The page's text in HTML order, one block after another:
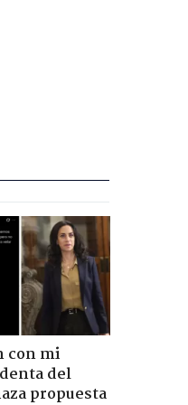
con mi
del
propuesta